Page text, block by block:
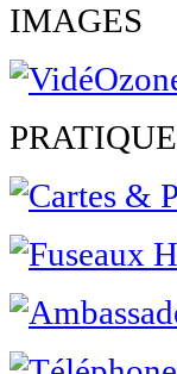
IMAGES
PRATIQUE